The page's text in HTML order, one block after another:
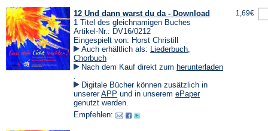
12 Und dann warst du da - Download
1 Titel des gleichnamigen Buches
Artikel-Nr.: DV16/0212
Eingespielt von: Horst Christill
Auch erhältlich als: Liederbuch,
Chorbuch
Nach dem Kauf direkt zum herunterladen
in
einem
neuen
Tab)
.
Digitale Bücher können zusätzlich in
unsererAPP (Öffnet
in
neuen
und in unserem ePaper(Öffnet
genutzt werden.
Empfehlen:
1,69€